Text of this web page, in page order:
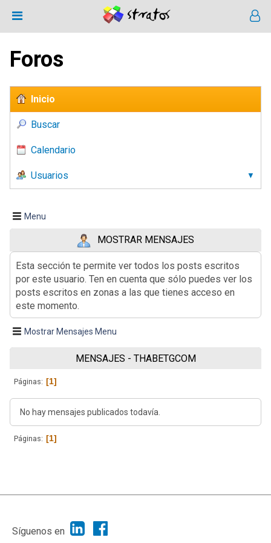
Foros
Inicio
Buscar
Calendario
Usuarios
Menu
MOSTRAR MENSAJES
Esta sección te permite ver todos los posts escritos
por este usuario. Ten en cuenta que sólo puedes ver los
posts escritos en zonas a las que tienes acceso en
este momento.
Mostrar Mensajes Menu
MENSAJES - THABETGCOM
Páginas 1
No hay mensajes publicados todavía.
Páginas 1
|
Síguenos en